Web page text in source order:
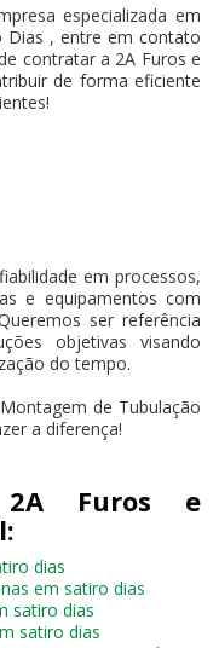
especializada em
Dias , entre em contato
contratar a 2A Furos e
de forma eficiente
em processos,
e equipamentos com
ser referência
objetivas visando
do tempo.
de Tubulação
a diferença!
Furos e
dias
em satiro dias
satiro dias
satiro dias